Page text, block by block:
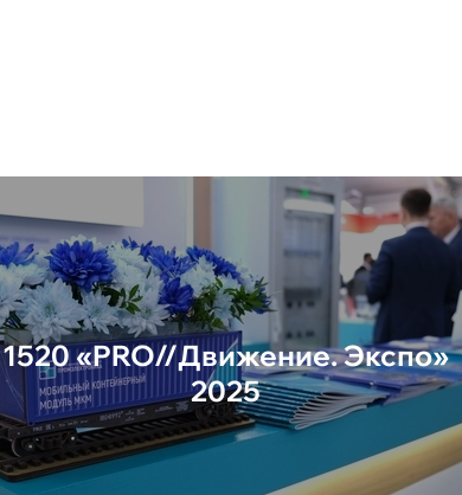
1520 «PRO//Движение. Экспо»
2025